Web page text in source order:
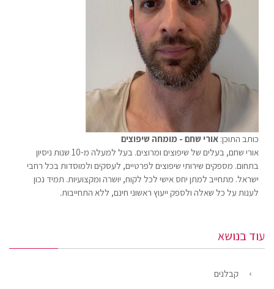
כותב התוכן: אורי שחם - מומחה שיפוצים
אורי שחם, בעלים של שיפוצים ומרוצים. בעל למעלה מ-10 שנות ניסיון
בתחום. מספקים שירותי שיפוצים לפרטיים, לעסקים ולמוסדות בכל רחבי
ישראל. מתחייב למתן יחס אישי לכל לקוח, יושרה ומקצועיות. תמיד נכון
לענות על כל שאלה ולספק ייעוץ ראשוני חינם, ללא התחייבות.
עוד בנושא
קבלנים